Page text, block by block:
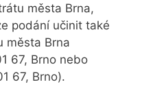
města Brna,
podání učinit také
města Brna
67, Brno nebo
67, Brno).